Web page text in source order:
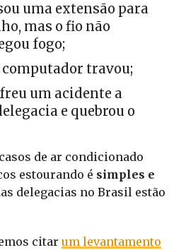
uma extensão para
mas o fio não
fogo;
computador travou;
um acidente a
e quebrou o
de ar condicionado
estourando é simples e
delegacias no Brasil estão
citar um levantamento